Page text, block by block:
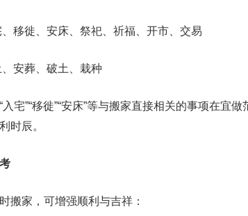
移徙、安床、祭祀、祈福、开市、交易
安葬、破土、栽种
入宅”“移徙”“安床”等与搬家直接相关的事项在宜
时辰。
搬家，可增强顺利与吉祥：